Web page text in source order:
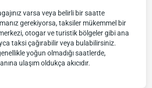
varsa veya belirli bir saatte
gerekiyorsa, taksiler mükemmel bir
otogar ve turistik bölgeler gibi ana
taksi çağırabilir veya bulabilirsiniz.
yoğun olmadığı saatlerde,
ulaşım oldukça akıcıdır.